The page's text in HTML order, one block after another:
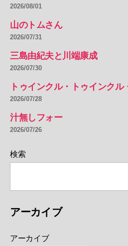
2026/08/01
山のトムさん
2026/07/31
三島由紀夫と川端康成
2026/07/30
トゥインクル・トゥインク
2026/07/28
汁無しフォー
2026/07/26
検索
アーカイブ
アーカイブ